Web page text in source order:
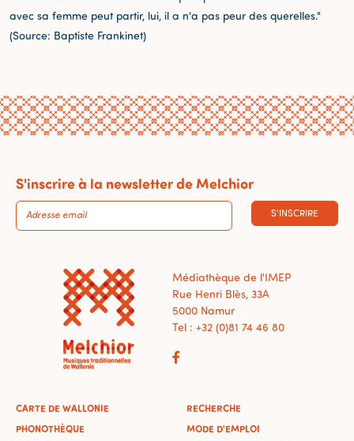
avec sa femme peut partir, lui, il a n'a pas peur des querelles."
(Source: Baptiste Frankinet)
S'inscrire à la newsletter de Melchior
S'INSCRIRE
Médiathèque de l'IMEP
Rue Henri Blès, 33A
5000 Namur
Tel : +32 (0)81 74 46 80
CARTE DE WALLONIE
PHONOTHÈQUE
RECHERCHE
MODE D'EMPLOI